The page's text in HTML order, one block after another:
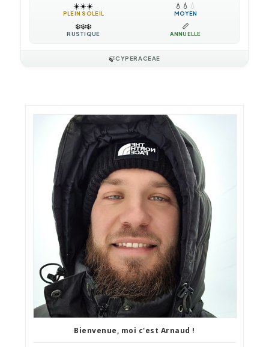
☀️☀️☀️
PLEIN SOLEIL
💧 💧 💧
MOYEN
❄️❄️❄️
RUSTIQUE
📏
ANNUELLE
🍃CYPERACEAE
Bienvenue, moi c'est Arnaud !